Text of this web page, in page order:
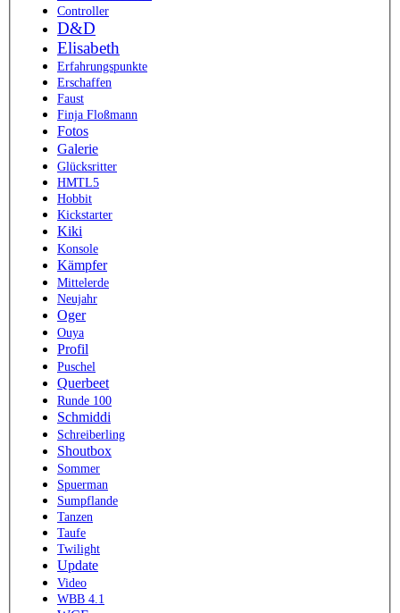
Controller
D&D
Elisabeth
Erfahrungspunkte
Erschaffen
Faust
Finja Floßmann
Fotos
Galerie
Glücksritter
HMTL5
Hobbit
Kickstarter
Kiki
Konsole
Kämpfer
Mittelerde
Neujahr
Oger
Ouya
Profil
Puschel
Querbeet
Runde 100
Schmiddi
Schreiberling
Shoutbox
Sommer
Spuerman
Sumpflande
Tanzen
Taufe
Twilight
Update
Video
WBB 4.1